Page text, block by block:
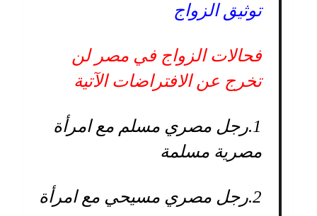
توثيق الزواج
فحالات الزواج في مصر لن
تخرج عن الافتراضات الآتية
1. رجل مصري مسلم مع امرأة
مصرية مسلمة
2. رجل مصري مسيحي مع امرأة